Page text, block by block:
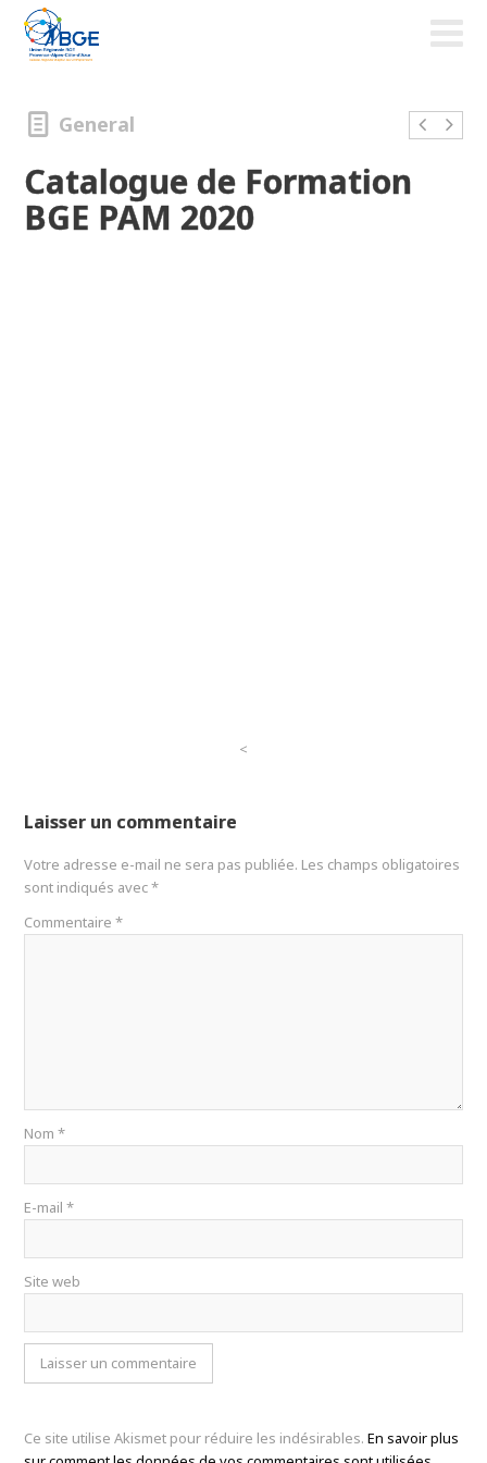
General
Catalogue de Formation
BGE PAM 2020
<
Laisser un commentaire
Votre adresse e-mail ne sera pas publiée. Les champs obligatoires
sont indiqués avec*
Commentaire*
Nom*
E-mail*
Site web
Ce site utilise Akismet pour réduire les indésirables.En savoir plus